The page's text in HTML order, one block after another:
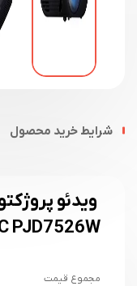
شرایط خرید محصول
ویدئو
PJD7526W
مجموع قیمت